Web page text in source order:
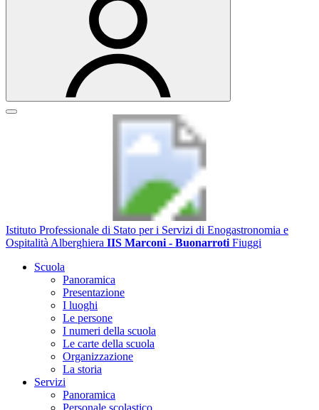
Istituto Professionale di Stato per i Servizi di Enogastronomia e
Ospitalità Alberghiera IIS Marconi - Buonarroti Fiuggi
Scuola
Panoramica
Presentazione
I luoghi
Le persone
I numeri della scuola
Le carte della scuola
Organizzazione
La storia
Servizi
Panoramica
Personale scolastico